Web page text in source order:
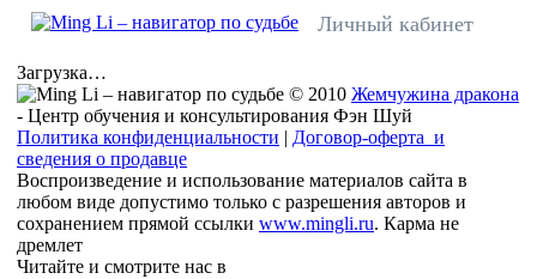
Личный кабинет
Загрузка…
© 2010 Жемчужина дракона
- Центр обучения и консультирования Фэн Шуй
Политика конфиденциальности | Договор-оферта и
сведения о продавце
Воспроизведение и использование материалов сайта в
любом виде допустимо только с разрешения авторов и
сохранением прямой ссылки www.mingli.ru. Карма не
дремлет
Читайте и смотрите нас в